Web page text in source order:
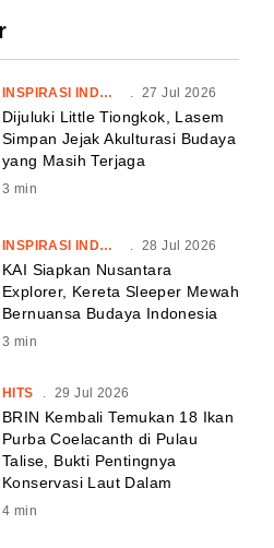
INSPIRASI INDONESIA . 27 Jul 2026
Dijuluki Little Tiongkok, Lasem
Simpan Jejak Akulturasi Budaya
yang Masih Terjaga
3 min
INSPIRASI INDONESIA . 28 Jul 2026
KAI Siapkan Nusantara
Explorer, Kereta Sleeper Mewah
Bernuansa Budaya Indonesia
3 min
HITS 29 Jul 2026
BRIN Kembali Temukan 18 Ikan
Purba Coelacanth di Pulau
Talise, Bukti Pentingnya
Konservasi Laut Dalam
4 min